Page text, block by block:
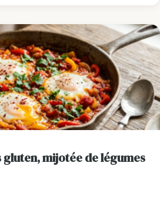
gluten, mijotée de légumes